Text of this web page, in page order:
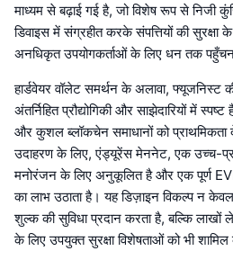
माध्यम से बढ़ाई गई है, जो विशेष रूप से निजी
डिवाइस में संग्रहीत करके संपत्तियों की
अनधिकृत उपयोगकर्ताओं के लिए धन तक
हार्डवेयर वॉलेट समर्थन के अलावा, फ्यूजनिस्ट
अंतर्निहित प्रौद्योगिकी और साझेदारियों में
और कुशल ब्लॉकचेन समाधानों को प्राथमिकता
उदाहरण के लिए, एंड्यूरेंस मेननेट, एक उच्च-
मनोरंजन के लिए अनुकूलित है और एक पूर्ण
का लाभ उठाता है। यह डिज़ाइन विकल्प न
शुल्क की सुविधा प्रदान करता है, बल्कि
के लिए उपयुक्त सुरक्षा विशेषताओं को भी